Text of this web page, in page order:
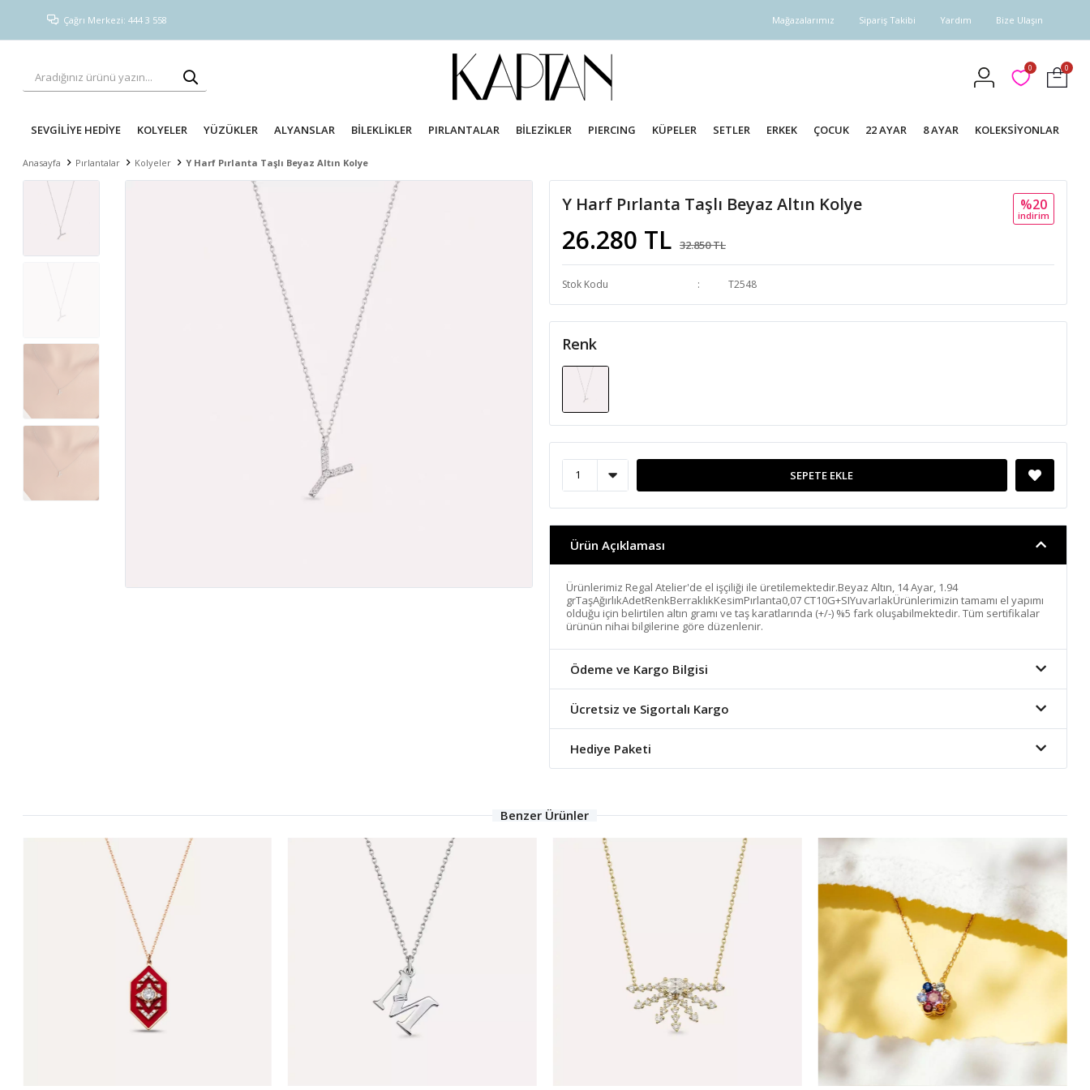
Çağrı Merkezi: 444 3 558 Mağazalarımız Sipariş Takibi Yardım Bize Ulaşın
0 0
SEVGİLİYE HEDİYE KOLYELER YÜZÜKLER ALYANSLAR BİLEKLİKLER PIRLANTALAR BİLEZİKLER PIERCING KÜPELER SETLER ERKEK ÇOCUK 22 AYAR 8 AYAR KOLEKSİYONLAR
Anasayfa Pırlantalar Kolyeler Y Harf Pırlanta Taşlı Beyaz Altın Kolye
Y Harf Pırlanta Taşlı Beyaz Altın Kolye
26.280 TL 32.850 TL
%20
i̇ndi̇ri̇m
Stok Kodu T2548
Renk
SEPETE EKLE
Ürün Açıklaması
Ürünlerimiz Regal Atelier'de el işçiliği ile üretilemektedir.Beyaz Altın, 14 Ayar, 1.94
grTaşAğırlıkAdetRenkBerraklıkKesimPırlanta0,07 CT10G+SIYuvarlakÜrünlerimizin tamamı el yapımı
olduğu için belirtilen altın gramı ve taş karatlarında (+/-) %5 fark oluşabilmektedir. Tüm sertifikalar
ürünün nihai bilgilerine göre düzenlenir.
Ödeme ve Kargo Bilgisi
Ücretsiz ve Sigortalı Kargo
Hediye Paketi
Benzer Ürünler